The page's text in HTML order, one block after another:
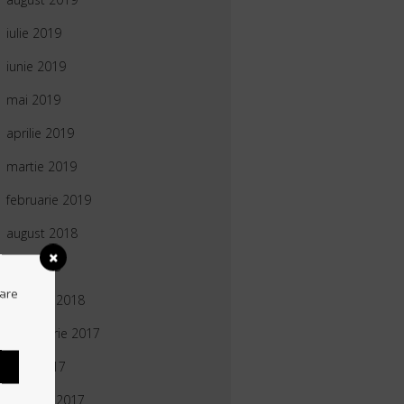
iulie 2019
iunie 2019
mai 2019
aprilie 2019
martie 2019
februarie 2019
august 2018
mai 2018
ianuarie 2018
octombrie 2017
iunie 2017
ianuarie 2017